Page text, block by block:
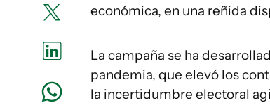
económica, en una reñida
La campaña se ha
pandemia, que elevó los
la incertidumbre electoral